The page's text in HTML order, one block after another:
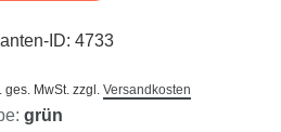
ID: 4733
ges. MwSt. zzgl. Versandkosten
grün